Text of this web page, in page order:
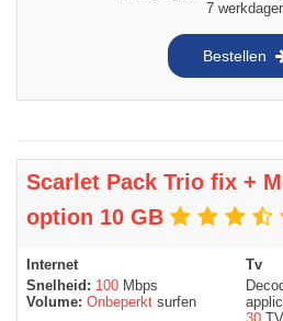
7
Bestellen
Scarlet Pack Trio fix +
option 10 GB
Internet
Snelheid: 100 Mbps
Volume: Onbeperkt surfen
Tv